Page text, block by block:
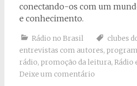
conectando-os com um
e conhecimento.
Rádio no Brasil clubes
entrevistas com autores,
rádio, promoção da leitura, Rádio
Deixe um comentário